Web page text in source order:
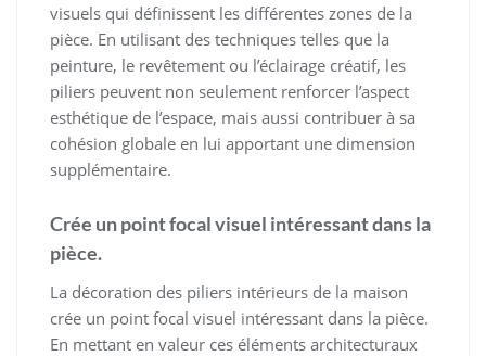
visuels qui définissent les différentes zones de la
pièce. En utilisant des techniques telles que la
peinture, le revêtement ou l’éclairage créatif, les
piliers peuvent non seulement renforcer l’aspect
esthétique de l’espace, mais aussi contribuer à sa
cohésion globale en lui apportant une dimension
supplémentaire.
Crée un point focal visuel intéressant dans la
pièce.
La décoration des piliers intérieurs de la maison
crée un point focal visuel intéressant dans la pièce.
En mettant en valeur ces éléments architecturaux